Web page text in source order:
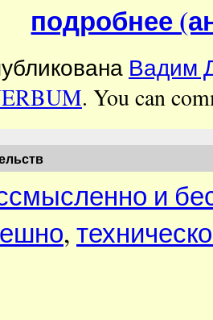
подробнее
Вадим
. You can
и
,